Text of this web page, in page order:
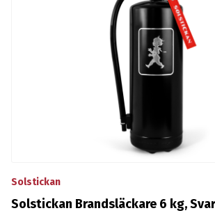
Solstickan
Solstickan Brandsläckare 6 kg,